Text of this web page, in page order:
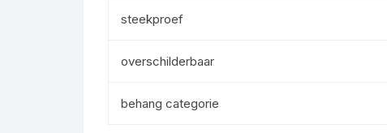
steekproef
overschilderbaar
behang categorie